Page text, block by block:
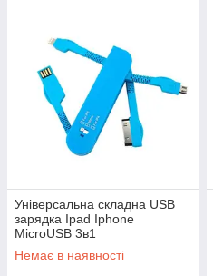
Універсальна складна USB
зарядка Ipad Iphone
MicroUSB 3в1
Немає в наявності